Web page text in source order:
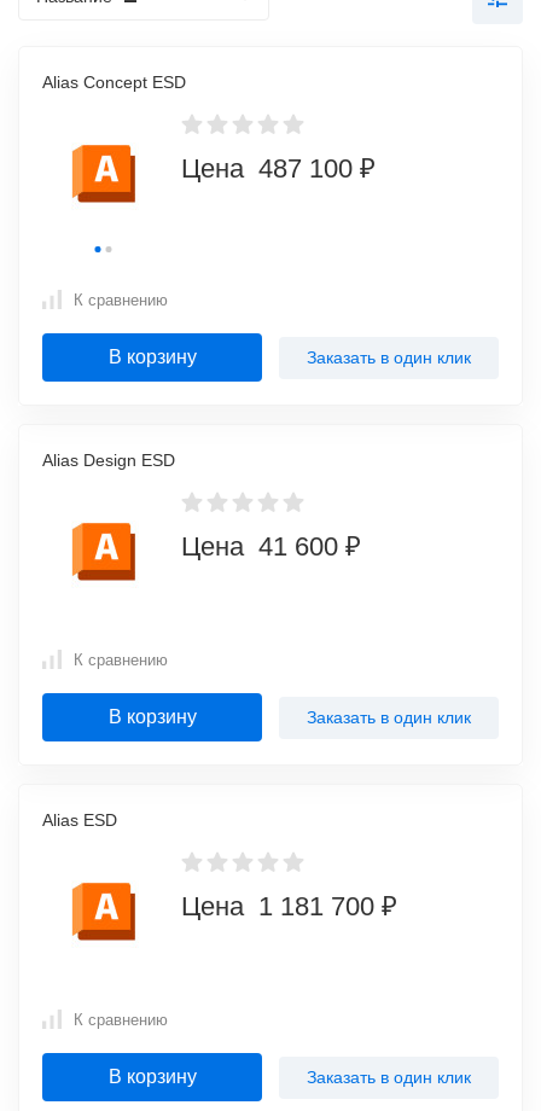
Alias Concept ESD
Цена 487 100 ₽
К сравнению
В корзину Заказать в один клик
Alias Design ESD
Цена 41 600 ₽
К сравнению
В корзину Заказать в один клик
Alias ESD
Цена 1 181 700 ₽
К сравнению
В корзину Заказать в один клик